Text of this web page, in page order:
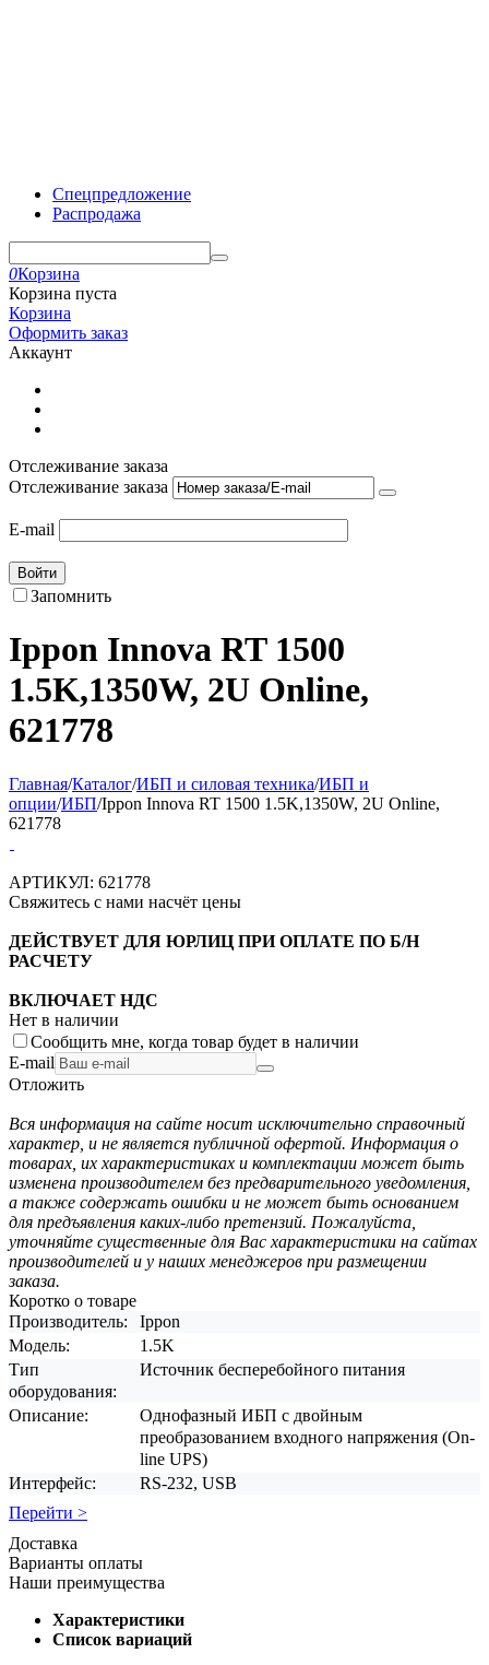
Спецпредложение
Распродажа
0Корзина
Корзина пуста
Корзина
Оформить заказ
Аккаунт
Отслеживание заказа
Отслеживание заказа
E-mail
Войти
Запомнить
Ippon Innova RT 1500
1.5K,1350W, 2U Online,
621778
Главная/Каталог/ИБП и силовая техника/ИБП и
опции/ИБП/Ippon Innova RT 1500 1.5K,1350W, 2U Online,
621778
АРТИКУЛ: 621778
Свяжитесь с нами насчёт цены
ДЕЙСТВУЕТ ДЛЯ ЮРЛИЦ ПРИ ОПЛАТЕ ПО Б/Н
РАСЧЕТУ
ВКЛЮЧАЕТ НДС
Нет в наличии
Сообщить мне, когда товар будет в наличии
E-mail
Отложить
Вся информация на сайте носит исключительно справочный
характер, и не является публичной офертой. Информация о
товарах, их характеристиках и комплектации может быть
изменена производителем без предварительного уведомления,
а также содержать ошибки и не может быть основанием
для предъявления каких-либо претензий. Пожалуйста,
уточняйте существенные для Вас характеристики на сайтах
производителей и у наших менеджеров при размещении
заказа.
Коротко о товаре
Производитель:
Ippon
Модель:
1.5K
Тип
оборудования:
Источник бесперебойного питания
Описание:
Однофазный ИБП с двойным
преобразованием входного напряжения (On-
line UPS)
Интерфейс:
RS-232, USB
Перейти >
Доставка
Варианты оплаты
Наши преимущества
Характеристики
Список вариаций